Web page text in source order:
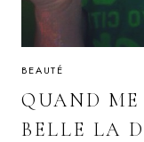
BEAUTÉ
QUAND ME
BELLE LA